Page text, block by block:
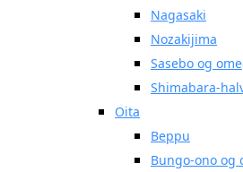
Nagasaki
Nozakijima
Sasebo og
Shimabara-
Oita
Beppu
Bungo-ono og